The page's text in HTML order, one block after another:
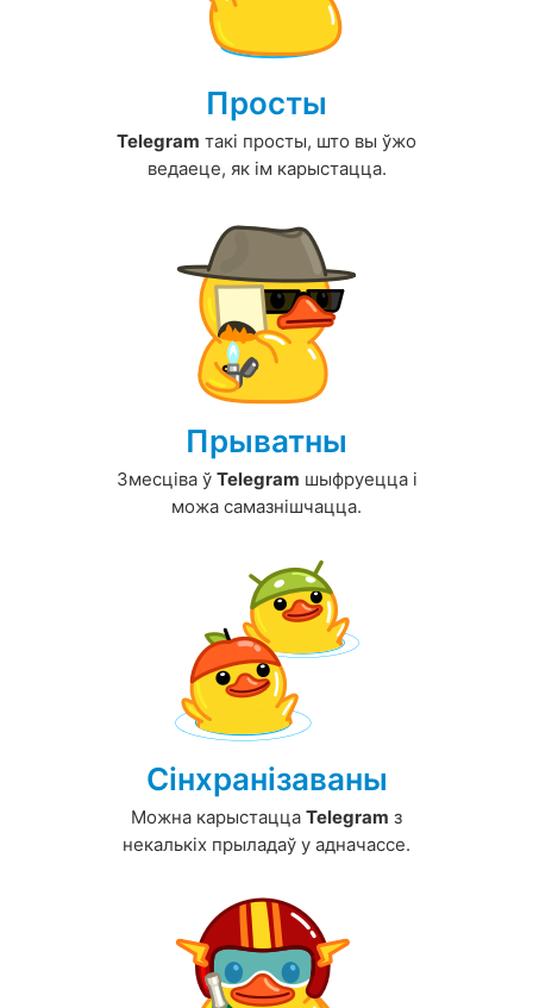
Просты
Telegram такі просты, што вы ўжо
ведаеце, як ім карыстацца.
Прыватны
Змесціва ў Telegram шыфруецца і
можа самазнішчацца.
Сінхранізаваны
Можна карыстацца Telegram з
некалькіх прыладаў у адначассе.